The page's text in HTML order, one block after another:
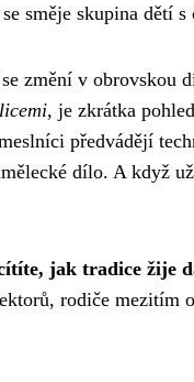
směje skupina dětí
změní v obrovskou
, je zkrátka
předvádějí
dílo. A když
jak tradice žije
rodiče mezitím